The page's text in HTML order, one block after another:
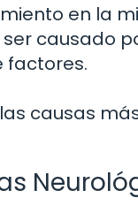
en la
causado
factores.
causas